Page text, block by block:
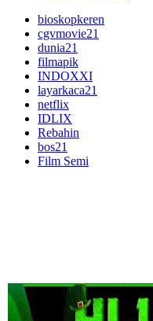
bioskopkeren
cgvmovie21
dunia21
filmapik
INDOXXI
layarkaca21
netflix
IDLIX
Rebahin
bos21
Film Semi